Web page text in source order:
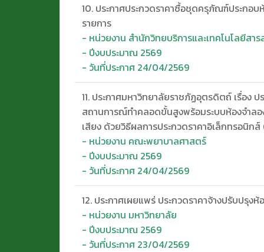
10. ประกาศประกวดราคาซื้อชุดครุภัณฑ์ประกอ
รายการ
- หน่วยงาน สำนักวิทยบริการและเทคโนโลยีสาร
- ปีงบประมาณ 2569
- วันที่ประกาศ 24/04/2569
11. ประกาศมหาวิทยาลัยราชภัฏอุตรดิตถ์ เรื่อง
สถานการณ์ทำคลอดขั้นสูงพร้อมระบบห้องจำล
เสียง ด้วยวิธีผลการประกวดราคาอิเล็กทรอนิก
- หน่วยงาน คณะพยาบาลศาสตร์
- ปีงบประมาณ 2569
- วันที่ประกาศ 24/04/2569
12. ประกาศเผยแพร่ ประกวดราคาจ้างปรับปรุง
- หน่วยงาน มหาวิทยาลัย
- ปีงบประมาณ 2569
- วันที่ประกาศ 23/04/2569